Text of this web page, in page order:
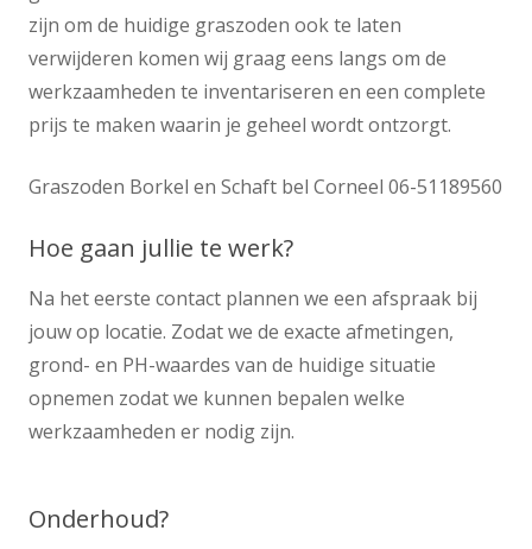
zijn om de huidige graszoden ook te laten
verwijderen komen wij graag eens langs om de
werkzaamheden te inventariseren en een complete
prijs te maken waarin je geheel wordt ontzorgt.
Graszoden Borkel en Schaft bel Corneel 06-51189560
Hoe gaan jullie te werk?
Na het eerste contact plannen we een afspraak bij
jouw op locatie. Zodat we de exacte afmetingen,
grond- en PH-waardes van de huidige situatie
opnemen zodat we kunnen bepalen welke
werkzaamheden er nodig zijn.
Onderhoud?